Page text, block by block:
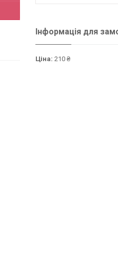
Інформація для
Ціна: 210 ₴